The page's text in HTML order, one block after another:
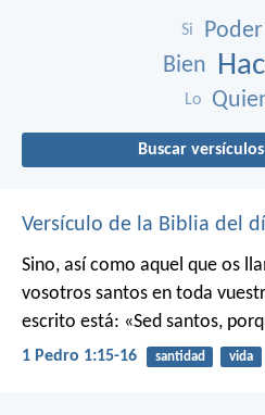
Si Poder
Bien
Lo
Buscar
Versículo de la Biblia del
Sino, así como aquel que os
vosotros santos en toda
escrito está: «Sed santos,
1 Pedro 1:15-16 santidad vida